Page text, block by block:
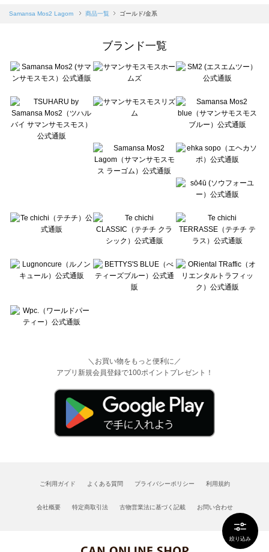
絞り込み
Samansa Mos2 blue（サマンサモスモス ブルー）の一覧
Te chichi（テチチ）の一覧
Te chichi CLASSIC（テチチ クラシック）の一覧
Lugnoncure（ルノンキュール）の一覧
BETTY'S BLUE（べティーズブルー）の一覧
Wpc.（ワールドパーティー）の一覧
Samansa Mos2 Lagom 商品一覧 ゴールド/金系
ブランド一覧
＼お買い物をもっと便利に／
アプリ新規会員登録で100ポイントプレゼント！
ご利用ガイド よくある質問 プライバシーポリシー 利用規約
会社概要 特定商取引法 古物営業法に基づく記載 お問い合わせ